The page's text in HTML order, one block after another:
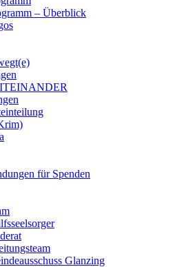
– Überblick
für Spenden
Glanzing